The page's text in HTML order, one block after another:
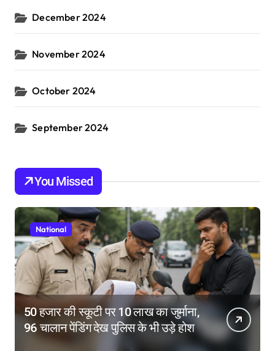
December 2024
November 2024
October 2024
September 2024
You Missed
National
50 हजार की स्कूटी पर 10 लाख का जुर्माना,
96 चालान पेंडिंग देख पुलिस के भी उड़े होश